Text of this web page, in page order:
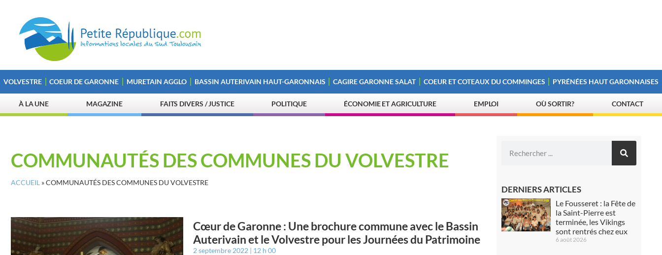
VOLVESTRE COEUR DE GARONNE MURETAIN AGGLO BASSIN AUTERIVAIN HAUT-GARONNAIS CAGIRE GARONNE SALAT COEUR ET COTEAUX DU COMMINGES PYRÉNÉES HAUT GARONNAISES
À LA UNE MAGAZINE FAITS DIVERS / JUSTICE POLITIQUE ÉCONOMIE ET AGRICULTURE EMPLOI OÙ SORTIR? CONTACT
COMMUNAUTÉS DES COMMUNES DU VOLVESTRE
ACCUEIL »COMMUNAUTÉS DES COMMUNES DU VOLVESTRE
Cœur de Garonne : Une brochure commune avec le Bassin
Auterivain et le Volvestre pour les Journées du Patrimoine
2 septembre 2022 12 h 00
DERNIERS ARTICLES
Le Fousseret : la Fête de
la Saint-Pierre est
terminée, les Vikings
sont rentrés chez eux
6 août 2026